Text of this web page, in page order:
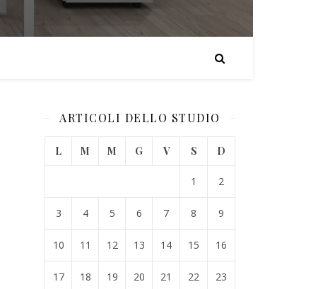
ARTICOLI DELLO STUDIO
L M M G V S D
1 2
3 4 5 6 7 8 9
10 11 12 13 14 15 16
17 18 19 20 21 22 23